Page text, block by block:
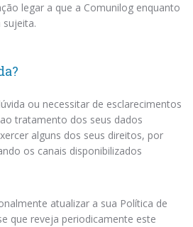
legar a que a Comunilog enquanto
ou necessitar de esclarecimentos
tratamento dos seus dados
alguns dos seus direitos, por
os canais disponibilizados
atualizar a sua Política de
que reveja periodicamente este